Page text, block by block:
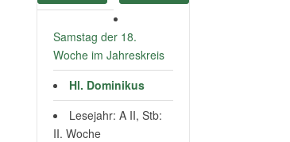
Samstag der 18.
Woche im Jahreskreis
Hl. Dominikus
Lesejahr: A II, Stb:
II. Woche